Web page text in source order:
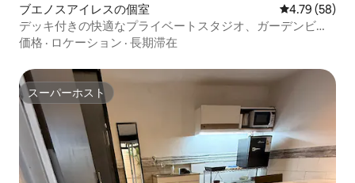
ブエノスアイレスの個室 レビュー58
4.79 (58)
デッキ付きの快適なプライベートスタジオ、ガーデンビュ
ー、エアコン完備
価格 · ロケーション · 長期滞在
スーパーホスト
スーパーホスト